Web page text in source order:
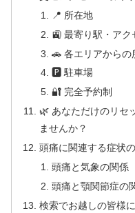
📍 所在地
🚉 最寄り駅・アク
🚗 各エリアからの
🅿 駐車場
🔐 完全予約制
🌿 あなただけのリセ
ませんか？
頭痛に関連する症状
頭痛と気象の関係
頭痛と顎関節症の
検索でお越しの皆様